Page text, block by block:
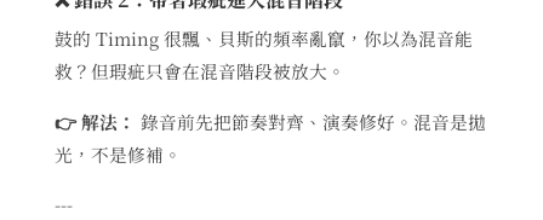
鼓的 Timing 很飄、貝斯的頻率亂竄，你以為混音能
救？但瑕疵只會在混音階段被放大。
👉 解法： 錄音前先把節奏對齊、演奏修好。混音是拋
光，不是修補。
---